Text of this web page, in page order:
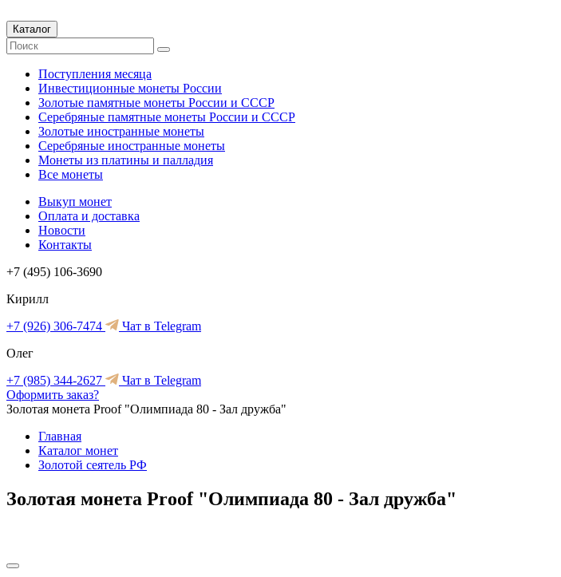
Каталог
Поступления месяца
Инвестиционные монеты России
Золотые памятные монеты России и СССР
Серебряные памятные монеты России и СССР
Золотые иностранные монеты
Серебряные иностранные монеты
Монеты из платины и палладия
Все монеты
Выкуп монет
Оплата и доставка
Новости
Контакты
+7 (495) 106-3690
Кирилл
+7 (926) 306-7474
Чат в Telegram
Олег
+7 (985) 344-2627
Чат в Telegram
Оформить заказ?
Золотая монета Proof "Олимпиада 80 - Зал дружба"
Главная
Каталог монет
Золотой сеятель РФ
Золотая монета Proof "Олимпиада 80 - Зал дружба"